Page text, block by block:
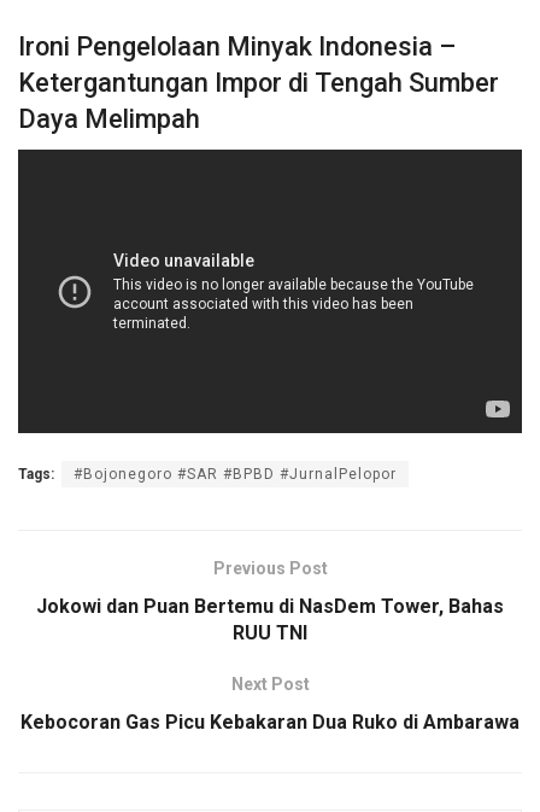
Ironi Pengelolaan Minyak Indonesia –
Ketergantungan Impor di Tengah Sumber
Daya Melimpah
Tags: #Bojonegoro #SAR #BPBD #JurnalPelopor
Previous Post
Jokowi dan Puan Bertemu di NasDem Tower, Bahas
RUU TNI
Next Post
Kebocoran Gas Picu Kebakaran Dua Ruko di Ambarawa